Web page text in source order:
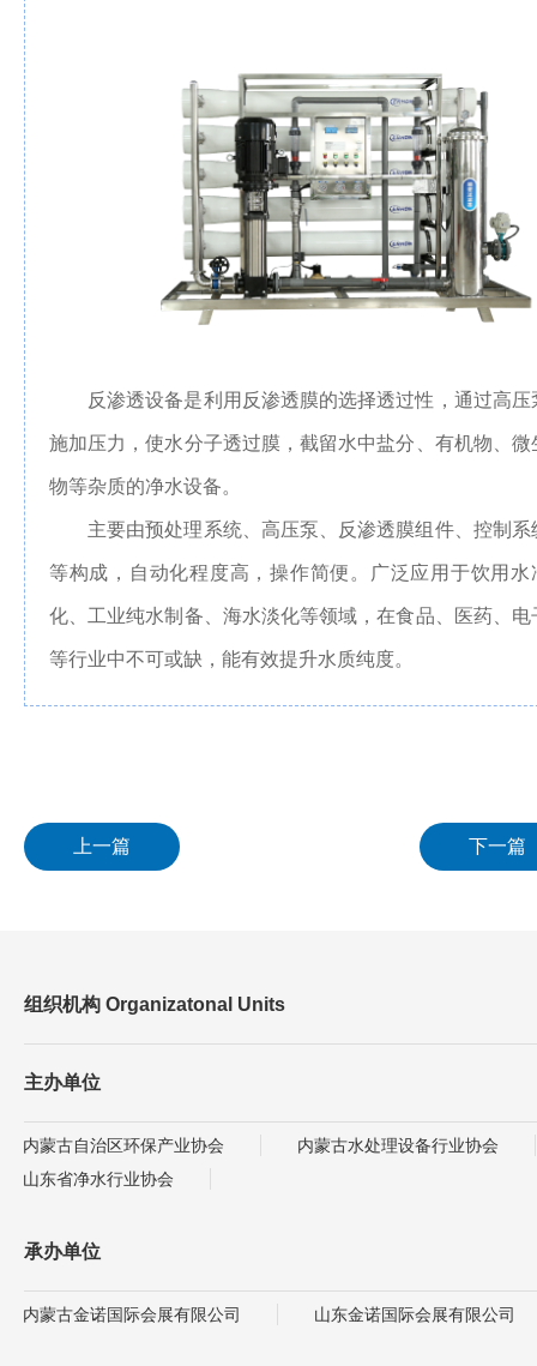
反渗透设备是利用反渗透膜的选择透过性，通过高压
施加压力，使水分子透过膜，截留水中盐分、有机物、微
物等杂质的净水设备。
主要由预处理系统、高压泵、反渗透膜组件、控制系
等构成，自动化程度高，操作简便。广泛应用于饮用水
化、工业纯水制备、海水淡化等领域，在食品、医药、电
等行业中不可或缺，能有效提升水质纯度。
上一篇 下一篇
组织机构 Organizatonal Units
主办单位
内蒙古自治区环保产业协会
内蒙古水处理设备行业协会
山东省净水行业协会
承办单位
内蒙古金诺国际会展有限公司 山东金诺国际会展有限公司